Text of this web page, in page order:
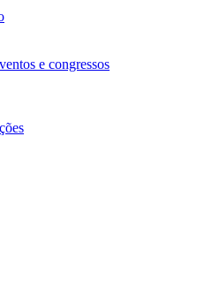
e congressos